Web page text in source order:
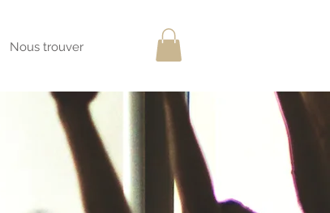
Nous trouver